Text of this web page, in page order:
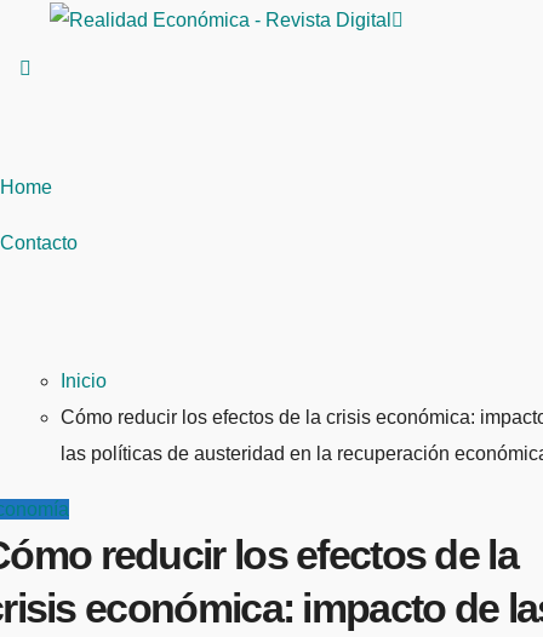
Home
Contacto
Inicio
Cómo reducir los efectos de la crisis económica:
las políticas de austeridad en la recuperación
reducir los efectos de la
económica: impacto de